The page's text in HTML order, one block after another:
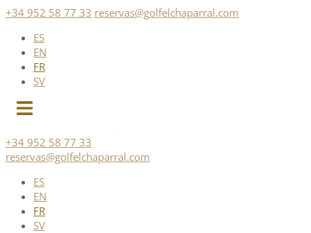
Skip
content
+34 952 58 77 33 reservas@golfelchaparral.com
ES
EN
FR
SV
+34 952 58 77 33
reservas@golfelchaparral.com
ES
EN
FR
SV